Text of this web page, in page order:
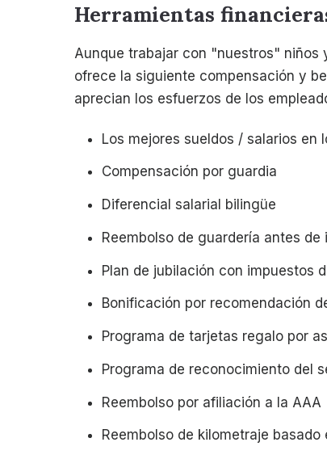
Herramientas
Aunque trabajar con "nuestros"
ofrece la siguiente compensación y
aprecian los esfuerzos de los
Los mejores sueldos / salarios en
Compensación por guardia
Diferencial salarial bilingüe
Reembolso de guardería antes de
Plan de jubilación con impuestos
Bonificación por recomendación
Programa de tarjetas regalo por
Programa de reconocimiento del
Reembolso por afiliación a la AAA
Reembolso de kilometraje